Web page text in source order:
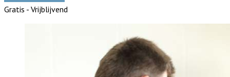
Gratis - Vrijblijvend